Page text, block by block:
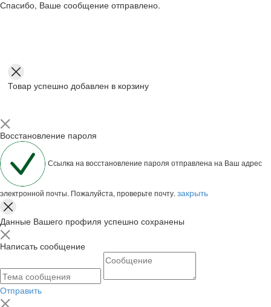
Спасибо, Ваше сообщение отправлено.
Товар успешно добавлен в корзину
Восстановление пароля
Ссылка на восстановление пароля отправлена на Ваш адрес
электронной почты. Пожалуйста, проверьте почту. закрыть
Данные Вашего профиля успешно сохранены
Написать сообщение
Отправить